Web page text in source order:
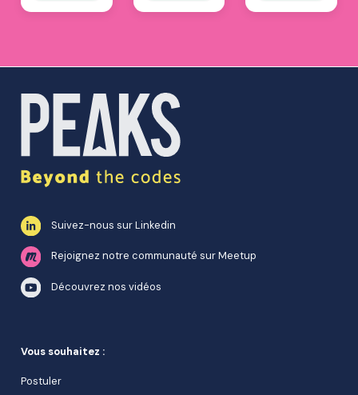
Suivez-nous sur Linkedin
Rejoignez notre communauté sur Meetup
Découvrez nos vidéos
Vous souhaitez :
Postuler